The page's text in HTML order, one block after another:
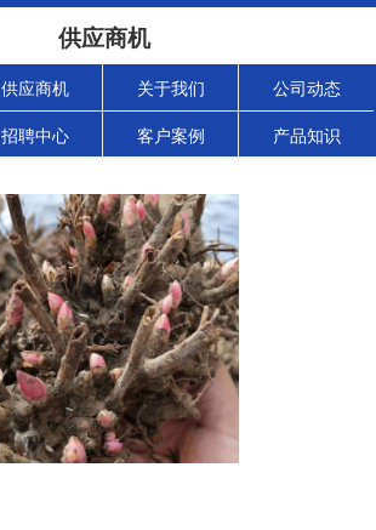
供应商机
供应商机 关于我们 公司动态
招聘中心 客户案例 产品知识